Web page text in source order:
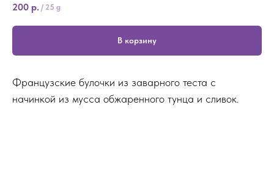
200 р. / 25 g
В корзину
Французские булочки из заварного теста с
начинкой из мусса обжаренного тунца и сливок.